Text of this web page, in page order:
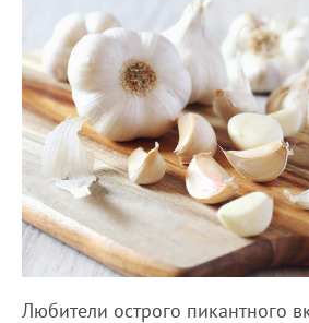
Любители острого пикантного